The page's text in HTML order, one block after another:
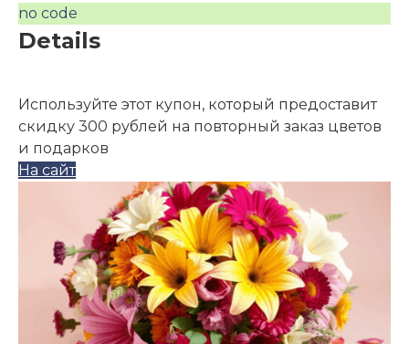
no code
Details
Используйте этот купон, который предоставит
скидку 300 рублей на повторный заказ цветов
и подарков
На сайт